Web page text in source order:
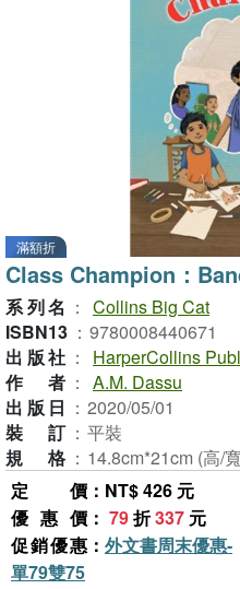
滿額折
Class Champion：
系列名 ： Collins Big Cat
ISBN13 ： 9780008440671
出版社 ：
HarperCollins
作者 ： A.M. Dassu
出版日 ： 2020/05/01
裝訂 ： 平裝
規格 ： 14.8cm*21cm (高/
定價 ：NT$ 426 元
優惠價 ： 79折337 元
促銷優惠 ： 外文書周末優惠-
單79雙75